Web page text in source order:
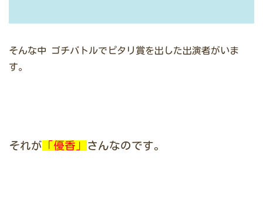
そんな中 ゴチバトルでピタリ賞を出した出演者がいま
す。
それが 「優香」 さんなのです。